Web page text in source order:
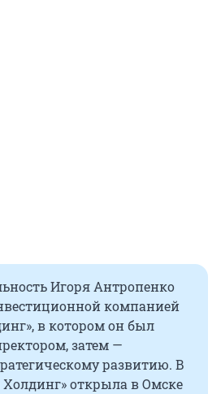
Игоря Антропенко
компанией
в котором он был
затем —
развитию. В
Холдинг» открыла в Омске